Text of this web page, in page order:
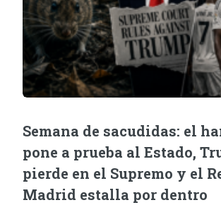
Semana de sacudidas: el
pone a prueba al Estado,
pierde en el Supremo y el
Madrid estalla por dentro